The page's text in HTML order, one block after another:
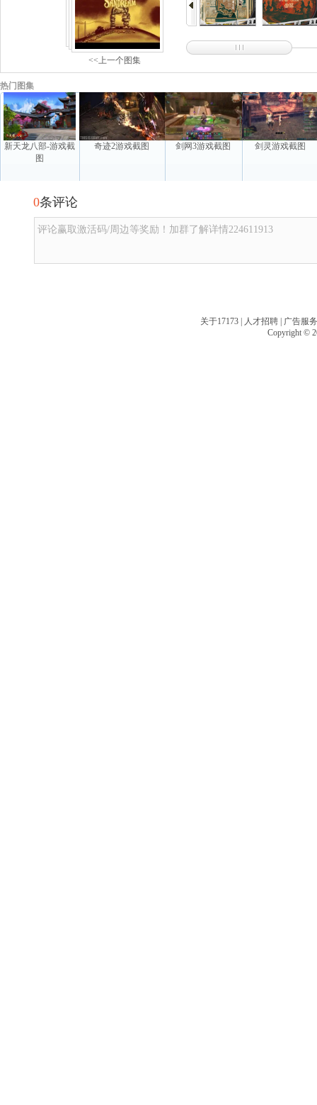
<<上一个图集
热门图集
新天龙八部-游戏截
图
奇迹2游戏截图 剑网3游戏截图 剑灵游戏截图
0条评论
评论赢取激活码/周边等奖励！加群了解详情224611913
关于17173 | 人才招聘 | 广告服务
Copyright ©